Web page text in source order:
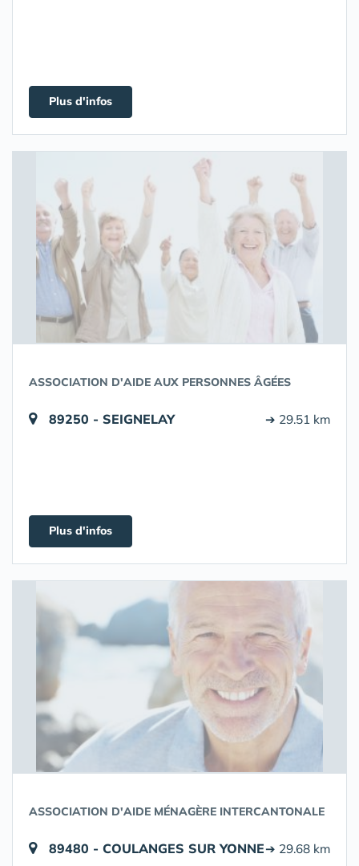
Plus d'infos
ASSOCIATION D'AIDE AUX PERSONNES ÂGÉES
89250 - SEIGNELAY ➔ 29.51 km
Plus d'infos
ASSOCIATION D'AIDE MÉNAGÈRE INTERCANTONALE
89480 - COULANGES SUR YONNE➔ 29.68 km